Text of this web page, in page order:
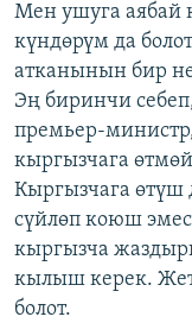
Мен ушуга аябай
күндөрүм да
атканынын бир
Эң биринчи
премьер-
кыргызчага
Кыргызчага өтүш
сүйлөп коюш
кыргызча
кылыш керек.
болот.